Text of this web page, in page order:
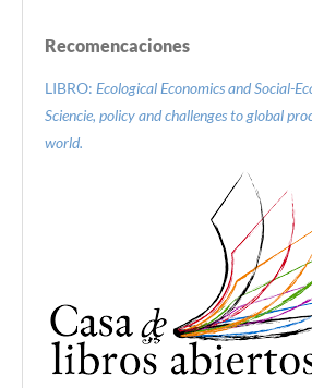
Recomencaciones
LIBRO: Ecological Economics and Social-
Sciencie, policy and challenges to global
world.